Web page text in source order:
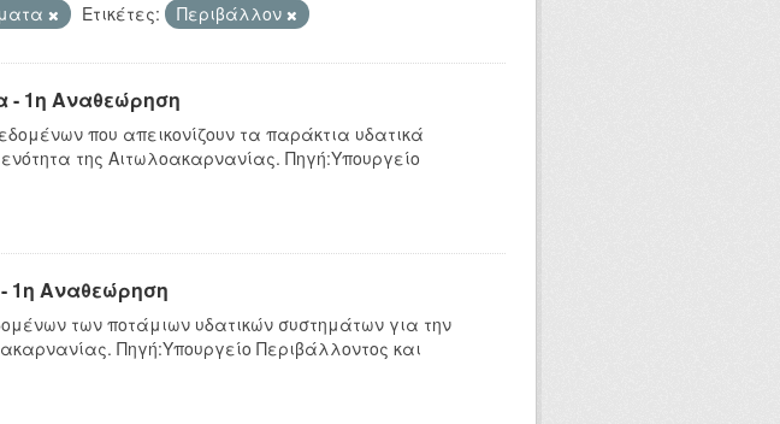
Ετικέτες: Περιβάλλον
- 1η Αναθεώρηση
που απεικονίζουν τα παράκτια υδατικά
της Αιτωλοακαρνανίας. Πηγή:Υπουργείο
1η Αναθεώρηση
των ποτάμιων υδατικών συστημάτων για την
Πηγή:Υπουργείο Περιβάλλοντος και